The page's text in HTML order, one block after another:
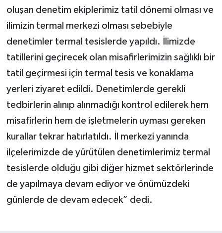
oluşan denetim ekiplerimiz tatil dönemi olması ve
ilimizin termal merkezi olması sebebiyle
denetimler termal tesislerde yapıldı. İlimizde
tatillerini geçirecek olan misafirlerimizin sağlıklı bir
tatil geçirmesi için termal tesis ve konaklama
yerleri ziyaret edildi. Denetimlerde gerekli
tedbirlerin alınıp alınmadığı kontrol edilerek hem
misafirlerin hem de işletmelerin uyması gereken
kurallar tekrar hatırlatıldı. İl merkezi yanında
ilçelerimizde de yürütülen denetimlerimiz termal
tesislerde olduğu gibi diğer hizmet sektörlerinde
de yapılmaya devam ediyor ve önümüzdeki
günlerde de devam edecek” dedi.